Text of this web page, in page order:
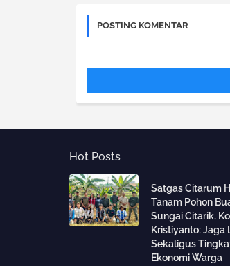
POSTING KOMENTAR
Hot Posts
Satgas Citarum
Tanam Pohon
Sungai Citarik,
Kristiyanto: Jaga
Sekaligus
Ekonomi Warga